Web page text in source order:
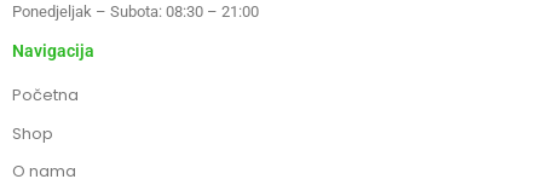
Ponedjeljak – Subota: 08:30 – 21:00
Navigacija
Početna
Shop
O nama